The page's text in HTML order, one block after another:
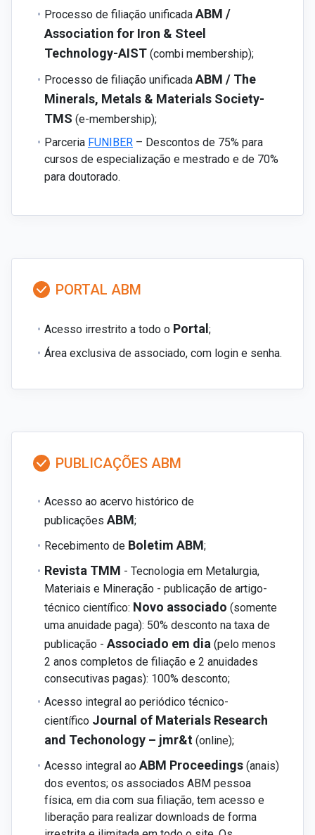
Processo de filiação unificada ABM /
Association for Iron & Steel
Technology-AIST (combi membership);
Processo de filiação unificada ABM / The
Minerals, Metals & Materials Society-
TMS (e-membership);
Parceria FUNIBER – Descontos de 75% para
cursos de especialização e mestrado e de 70%
para doutorado.
PORTAL ABM
Acesso irrestrito a todo o Portal ;
Área exclusiva de associado, com login e senha.
PUBLICAÇÕES ABM
Acesso ao acervo histórico de
publicações ABM;
Recebimento de Boletim ABM;
Revista TMM - Tecnologia em Metalurgia,
Materiais e Mineração - publicação de artigo-
técnico científico: Novo associado (somente
uma anuidade paga): 50% desconto na taxa de
publicação - Associado em dia (pelo menos
2 anos completos de filiação e 2 anuidades
consecutivas pagas): 100% desconto;
Acesso integral ao periódico técnico-
científico Journal of Materials Research
and Techonology – jmr&t (online);
Acesso integral ao ABM Proceedings (anais)
dos eventos; os associados ABM pessoa
física, em dia com sua filiação, tem acesso e
liberação para realizar downloads de forma